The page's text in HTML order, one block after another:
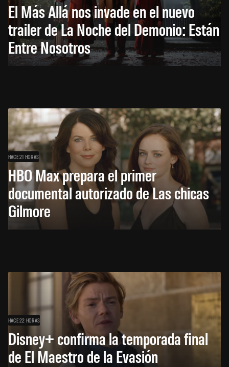
El Más Allá nos invade en el nuevo
trailer de La Noche del Demonio: Están
Entre Nosotros
HACE 21 HORAS
HBO Max prepara el primer
documental autorizado de Las chicas
Gilmore
HACE 22 HORAS
Disney+ confirma la temporada final
de El Maestro de la Evasión